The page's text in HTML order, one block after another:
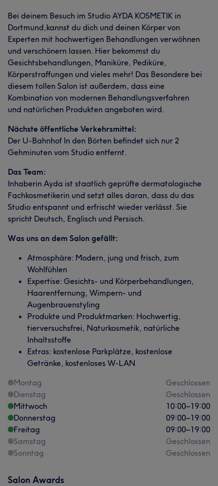
Bei deinem Besuch im Studio AYDA KOSMETIK in
Dortmund,kannst du dich und deinen Körper von
Experten mit hochwertigen Behandlungen verwöhnen
und verschönern lassen. Hier bekommst du
Gesichtsbehandlungen, Maniküre, Pediküre,
Körperstraffungen und vieles mehr! Das Besondere bei
diesem tollen Salon ist außerdem, dass eine
Kombination von modernen Behandlungsverfahren
und natürlichen Produkten angeboten wird.
Nächste öffentliche Verkehrsmittel:
Der U-Bahnhof In den Börten befindet sich nur 2
Gehminuten vom Studio entfernt.
Das Team:
Inhaberin Ayda ist staatlich geprüfte dermatologische
Fachkosmetikerin und setzt alles daran, dass du das
Studio entspannt und erfrischt wieder verlässt. Sie
spricht Deutsch, Englisch und Persisch.
Was uns an dem Salon gefällt:
Atmosphäre: Modern, jung und frisch, zum
Wohlfühlen
Expertise: Gesichts- und Körperbehandlungen,
Haarentfernung, Wimpern- und
Augenbrauenstyling
Produkte und Produktmarken: Hochwertig,
tierversuchsfrei, Naturkosmetik, natürliche
Inhaltsstoffe
Extras: kostenlose Parkplätze, kostenlose
Getränke, kostenloses W-LAN
Montag
Geschlossen
Dienstag
Geschlossen
Mittwoch
10:00–19:00
Donnerstag
09:00–19:00
Freitag
09:00–19:00
Samstag
Geschlossen
Sonntag
Geschlossen
Salon Awards